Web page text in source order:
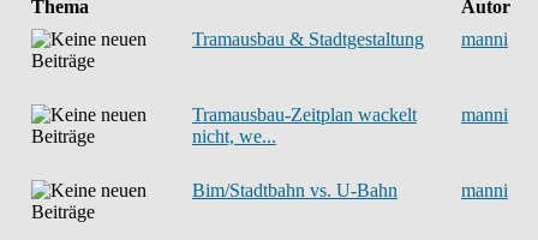
Thema
Autor
Tramausbau & Stadtgestaltung
manni
Tramausbau-Zeitplan wackelt
nicht, we...
manni
Bim/Stadtbahn vs. U-Bahn manni